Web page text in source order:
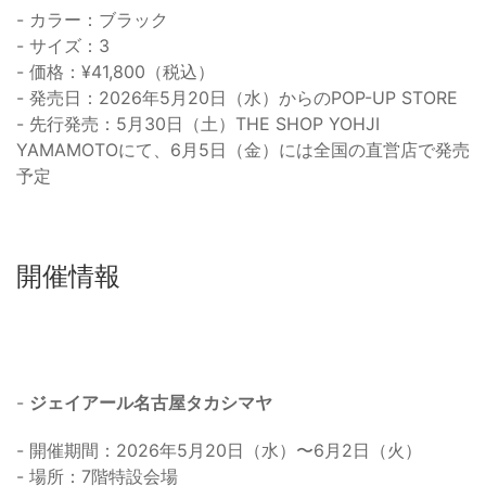
- カラー：ブラック
- サイズ：3
- 価格：¥41,800（税込）
- 発売日：2026年5月20日（水）からのPOP-UP STORE
- 先行発売：5月30日（土）THE SHOP YOHJI
YAMAMOTOにて、6月5日（金）には全国の直営店で発売
予定
開催情報
- ジェイアール名古屋タカシマヤ
- 開催期間：2026年5月20日（水）〜6月2日（火）
- 場所：7階特設会場